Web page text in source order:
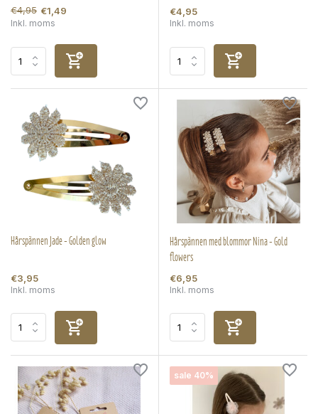
€4,95 €1,49
Inkl. moms
€4,95
Inkl. moms
Hårspännen Jade - Golden glow
€3,95
Inkl. moms
Hårspännen med blommor Nina - Gold
flowers
€6,95
Inkl. moms
sale 40%